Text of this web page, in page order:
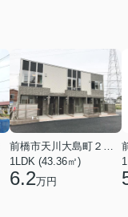
前橋市天川大島町２丁目
1LDK (43.36㎡)
6.2万円